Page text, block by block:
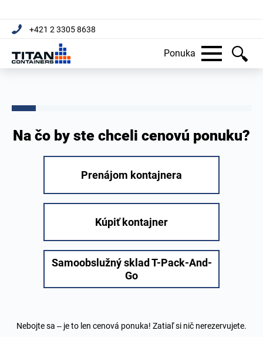
+421 2 3305 8638
Ponuka
Na čo by ste chceli cenovú ponuku?
Prenájom kontajnera
Kúpiť kontajner
Samoobslužný sklad T-Pack-And-
Go
Nebojte sa – je to len cenová ponuka! Zatiaľ si nič nerezervujete.